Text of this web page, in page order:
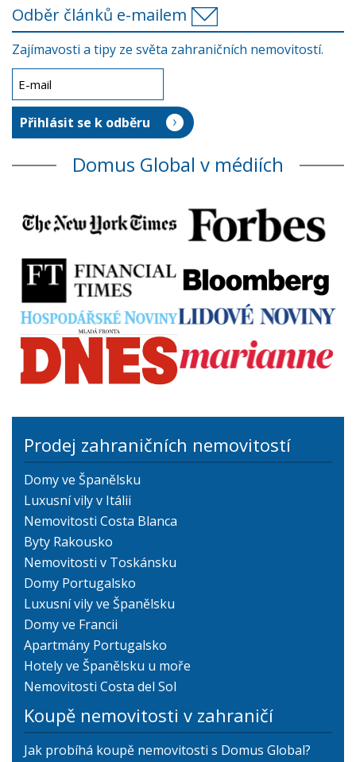
Odběr článků e-mailem
Zajímavosti a tipy ze světa zahraničních nemovitostí.
Domus Global v médiích
Prodej zahraničních nemovitostí
Domy ve Španělsku
Luxusní vily v Itálii
Nemovitosti Costa Blanca
Byty Rakousko
Nemovitosti v Toskánsku
Domy Portugalsko
Luxusní vily ve Španělsku
Domy ve Francii
Apartmány Portugalsko
Hotely ve Španělsku u moře
Nemovitosti Costa del Sol
Koupě nemovitosti v zahraničí
Jak probíhá koupě nemovitosti s Domus Global?